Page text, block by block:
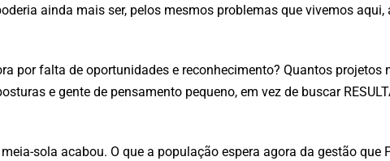
ainda mais ser, pelos mesmos problemas que vivemos
por falta de oportunidades e reconhecimento? Quantos projetos
e gente de pensamento pequeno, em vez de buscar
sola acabou. O que a população espera agora da gestão que